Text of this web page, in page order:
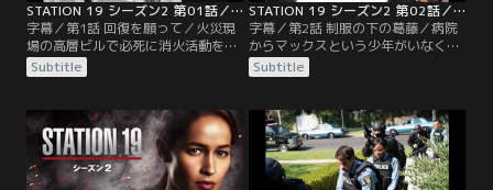
STATION 19 シーズン2 第01話／字幕
字幕／第1話 回復を願って／火災現
場の高層ビルで必死に消火活動を行
った19分署のメンバーたち。ジャッ
クは防火扉を閉めるため火の手が上
で割れたガラスが胸に刺さり瀕死の
状態に。しかし建物の安全性を疑問
視したリプリーは、大半を避難させ
るとビルへの立ち入りを禁止してし
まう。応援は望めないと悟ったアン
Subtitle
STATION 19 シーズン2 第02話／字幕
字幕／第2話 制服の下の葛藤／病院
からマックスという少年がいなくな
り、居合わせたミラーとアンディが
捜索に加わる。ライアンが町でマッ
マックスは下水管に転落。大捜索と
なる。アンディの勝手な判断でマッ
クスを見失ってしまうが、19分署の
隊員たちのチームプレーでマックス
は無事保護される。サリヴァン隊長
Subtitle